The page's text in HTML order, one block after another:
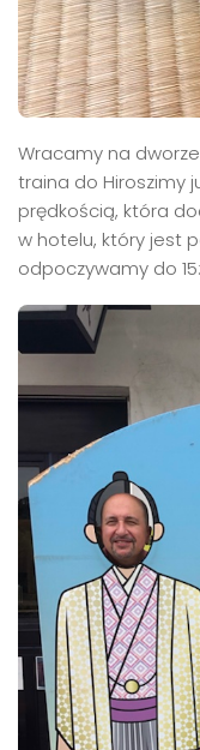
Wracamy na
traina do Hiroszimy
prędkością, która
w hotelu, który jest
odpoczywamy do